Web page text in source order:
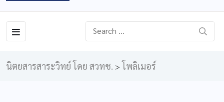
นิตยสารสาระวิทย์ โดย สวทช. > โพลิเมอร์